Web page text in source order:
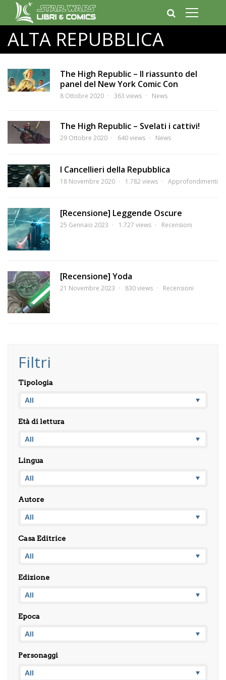
ALTA REPUBBLICA
The High Republic – Il riassunto del
panel del New York Comic Con
8 Ottobre 2020 363 views News
The High Republic – Svelati i cattivi!
29 Ottobre 2020 640 views News
I Cancellieri della Repubblica
18 Novembre 2020 1.782 views Approfondimenti
[Recensione] Leggende Oscure
25 Gennaio 2023 1.727 views Recensioni
[Recensione] Yoda
21 Novembre 2023 830 views Recensioni
Filtri
Tipologia
Età di lettura
Lingua
Autore
Casa Editrice
Edizione
Epoca
Personaggi